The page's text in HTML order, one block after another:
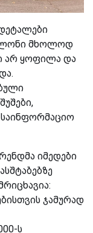
მხოლოდ
არ ყოფილა და
იმედები
ჯამურად
ს